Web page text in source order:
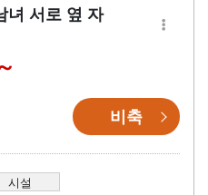
녀 서로 옆 자
비축
시설